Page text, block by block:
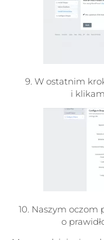
9. W ostatnim
i
10. Naszym
o